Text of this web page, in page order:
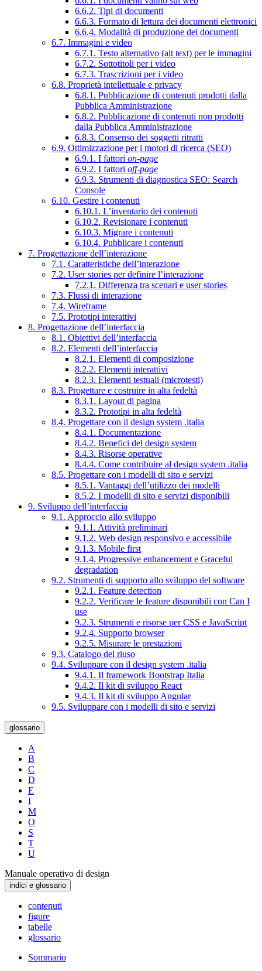
6.6.2. Tipi di documenti
6.6.3. Formato di lettura dei documenti elettronici
6.6.4. Modalità di produzione dei documenti
6.7. Immagini e video
6.7.1. Testo alternativo (alt text) per le immagini
6.7.2. Sottotitoli per i video
6.7.3. Trascrizioni per i video
6.8. Proprietà intellettuale e privacy
6.8.1. Pubblicazione di contenuti prodotti dalla
Pubblica Amministrazione
6.8.2. Pubblicazione di contenuti non prodotti
dalla Pubblica Amministrazione
6.8.3. Consenso dei soggetti ritratti
6.9. Ottimizzazione per i motori di ricerca (SEO)
6.9.1. I fattori on-page
6.9.2. I fattori off-page
6.9.3. Strumenti di diagnostica SEO: Search
Console
6.10. Gestire i contenuti
6.10.1. L’inventario dei contenuti
6.10.2. Revisionare i contenuti
6.10.3. Migrare i contenuti
6.10.4. Pubblicare i contenuti
7. Progettazione dell’interazione
7.1. Caratteristiche dell’interazione
7.2. User stories per definire l’interazione
7.2.1. Differenza tra scenari e user stories
7.3. Flussi di interazione
7.4. Wireframe
7.5. Prototipi interattivi
8. Progettazione dell’interfaccia
8.1. Obiettivi dell’interfaccia
8.2. Elementi dell’interfaccia
8.2.1. Elementi di composizione
8.2.2. Elementi interattivi
8.2.3. Elementi testuali (microtesti)
8.3. Progettare e costruire in alta fedeltà
8.3.1. Layout di pagina
8.3.2. Prototipi in alta fedeltà
8.4. Progettare con il design system .italia
8.4.1. Documentazione
8.4.2. Benefici del design system
8.4.3. Risorse operative
8.4.4. Come contribuire al design system .italia
8.5. Progettare con i modelli di sito e servizi
8.5.1. Vantaggi dell’utilizzo dei modelli
8.5.2. I modelli di sito e servizi disponibili
9. Sviluppo dell’interfaccia
9.1. Approccio allo sviluppo
9.1.1. Attività preliminari
9.1.2. Web design responsivo e accessibile
9.1.3. Mobile first
9.1.4. Progressive enhancement e Graceful
degradation
9.2. Strumenti di supporto allo sviluppo del software
9.2.1. Feature detection
9.2.2. Verificare le feature disponibili con Can I
use
9.2.3. Strumenti e risorse per CSS e JavaScript
9.2.4. Supporto browser
9.2.5. Misurare le prestazioni
9.3. Catalogo del riuso
9.4. Sviluppare con il design system .italia
9.4.1. Il framework Bootstrap Italia
9.4.2. Il kit di sviluppo React
9.4.3. Il kit di sviluppo Angular
9.5. Sviluppare con i modelli di sito e servizi
glossario
A
B
C
D
E
I
M
O
S
T
U
Manuale operativo di design
indici e glossario
contenuti
figure
tabelle
glossario
Sommario